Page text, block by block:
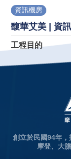
資訊機房
馥華艾美 | 資
工程目的
創立於民國94年，
摩登、大